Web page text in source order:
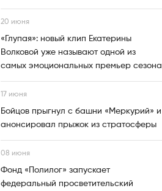
20 июня
«Глупая»: новый клип Екатерины
Волковой уже называют одной из
самых эмоциональных премьер сезона
17 июня
Бойцов прыгнул с башни «Меркурий» и
анонсировал прыжок из стратосферы
08 июня
Фонд «Полилог» запускает
федеральный просветительский